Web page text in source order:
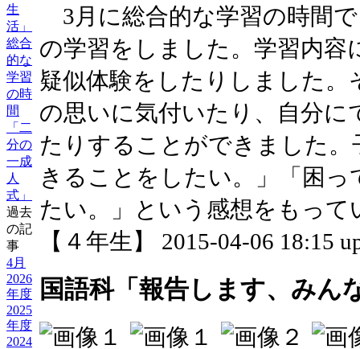
生
活」
総合
的な
学習
の時
間
「二
分の
一成
人
式」
過去
の記
事
4月
2026
年度
2025
年度
2024
3月に総合的な学習の時間
の学習をしました。学習内容
疑似体験をしたりしました。
の思いに気付いたり、自分
たりすることができました
きることをしたい。」「困
たい。」という感想をもって
【４年生】 2015-04-06 18:15
国語科「報告します、みん